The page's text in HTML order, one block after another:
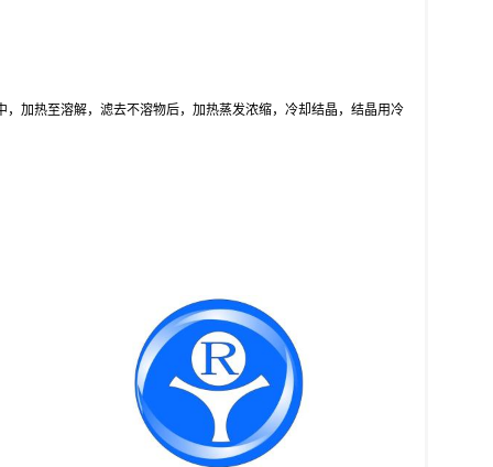
加热至溶解，滤去不溶物后，加热蒸发浓缩，冷却结晶，结晶用冷